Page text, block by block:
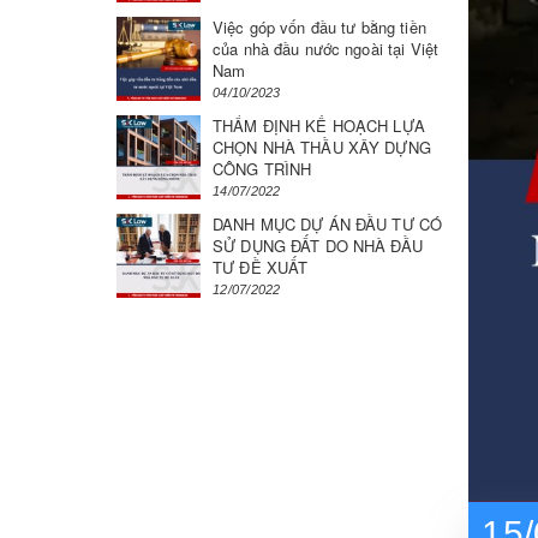
Việc góp vốn đầu tư bằng tiền
của nhà đầu nước ngoài tại Việt
Nam
04/10/2023
THẨM ĐỊNH KẾ HOẠCH LỰA
CHỌN NHÀ THẦU XÂY DỰNG
CÔNG TRÌNH
14/07/2022
DANH MỤC DỰ ÁN ĐẦU TƯ CÓ
SỬ DỤNG ĐẤT DO NHÀ ĐẦU
TƯ ĐỀ XUẤT
12/07/2022